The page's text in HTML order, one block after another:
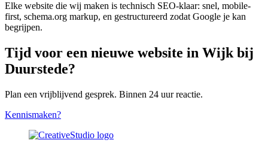
Elke website die wij maken is technisch SEO-klaar: snel, mobile-
first, schema.org markup, en gestructureerd zodat Google je kan
begrijpen.
Tijd voor een nieuwe website in Wijk bij
Duurstede?
Plan een vrijblijvend gesprek. Binnen 24 uur reactie.
Kennismaken?